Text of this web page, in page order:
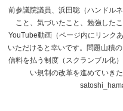
前参議院議員、浜田聡（ハンドル
こと、気づいたこと、勉強した
YouTube動画（ページ内にリンク
いただけると幸いです。問題山積
信料を払う制度（スクランブル化
い規制の改革を進めていき